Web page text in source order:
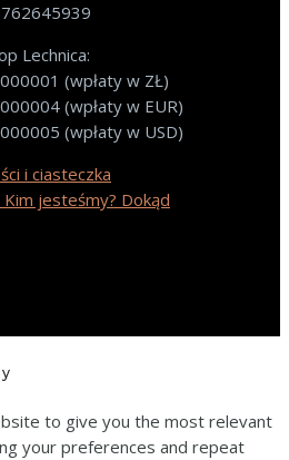
Lechnica:
(wpłaty w ZŁ)
(wpłaty w EUR)
(wpłaty w USD)
i ciasteczka
jesteśmy? Dokąd
to give you the most relevant
your preferences and repeat